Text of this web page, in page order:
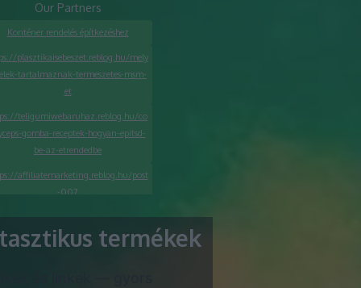
Our Partners
Konténer rendelés építkezéshez
plasztikaisebeszet.reblog.hu/mely
tartalmaznak-termeszetes-msm-
et
teligumiwebaruhaz.reblog.hu/co
gomba-receptek-hogyan-epitsd-
be-az-etrendedbe
affiliatemarketing.reblog.hu/post
-007
https://seoagenturwien.org/mi-a-
legfontosabb-tudnivalo-a-termékek